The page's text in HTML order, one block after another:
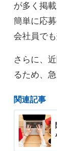
が多く掲
簡単に応
会社員で
さらに、
るため、
関連記事